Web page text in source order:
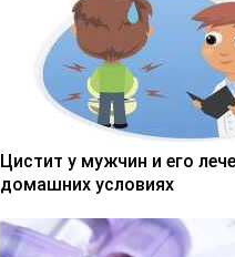
Цистит у мужчин и его
домашних условиях